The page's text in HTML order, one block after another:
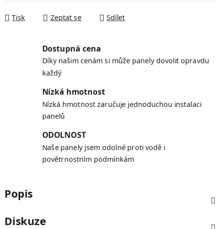
Tisk Zeptat se Sdílet
Dostupná cena
Díky našim cenám si může panely dovolit opravdu
každý
Nízká hmotnost
Nízká hmotnost zaručuje jednoduchou instalaci
panelů
ODOLNOST
Naše panely jsem odolné proti vodě i
povětrnostním podmínkám
Popis
Diskuze